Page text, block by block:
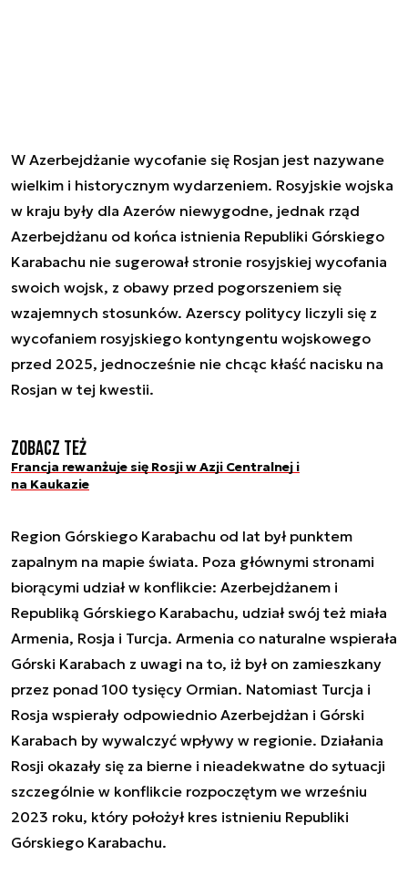
W Azerbejdżanie wycofanie się Rosjan jest nazywane
wielkim i historycznym wydarzeniem. Rosyjskie wojska
w kraju były dla Azerów niewygodne, jednak rząd
Azerbejdżanu od końca istnienia Republiki Górskiego
Karabachu nie sugerował stronie rosyjskiej wycofania
swoich wojsk, z obawy przed pogorszeniem się
wzajemnych stosunków. Azerscy politycy liczyli się z
wycofaniem rosyjskiego kontyngentu wojskowego
przed 2025, jednocześnie nie chcąc kłaść nacisku na
Rosjan w tej kwestii.
Zobacz też
Francja rewanżuje się Rosji w Azji Centralnej i
na Kaukazie
Region Górskiego Karabachu od lat był punktem
zapalnym na mapie świata. Poza głównymi stronami
biorącymi udział w konflikcie: Azerbejdżanem i
Republiką Górskiego Karabachu, udział swój też miała
Armenia, Rosja i Turcja. Armenia co naturalne wspierała
Górski Karabach z uwagi na to, iż był on zamieszkany
przez ponad 100 tysięcy Ormian. Natomiast Turcja i
Rosja wspierały odpowiednio Azerbejdżan i Górski
Karabach by wywalczyć wpływy w regionie. Działania
Rosji okazały się za bierne i nieadekwatne do sytuacji
szczególnie w konflikcie rozpoczętym we wrześniu
2023 roku, który położył kres istnieniu Republiki
Górskiego Karabachu.